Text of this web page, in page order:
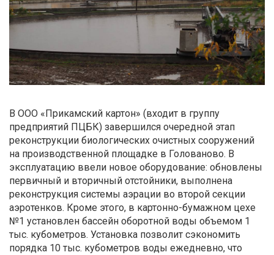
В ООО «Прикамский картон» (входит в группу
предприятий ПЦБК) завершился очередной этап
реконструкции биологических очистных сооружений
на производственной площадке в Голованово. В
эксплуатацию ввели новое оборудование: обновлены
первичный и вторичный отстойники, выполнена
реконструкция системы аэрации во второй секции
аэротенков. Кроме этого, в картонно-бумажном цехе
№1 установлен бассейн оборотной воды объемом 1
тыс. кубометров. Установка позволит сэкономить
порядка 10 тыс. кубометров воды ежедневно, что